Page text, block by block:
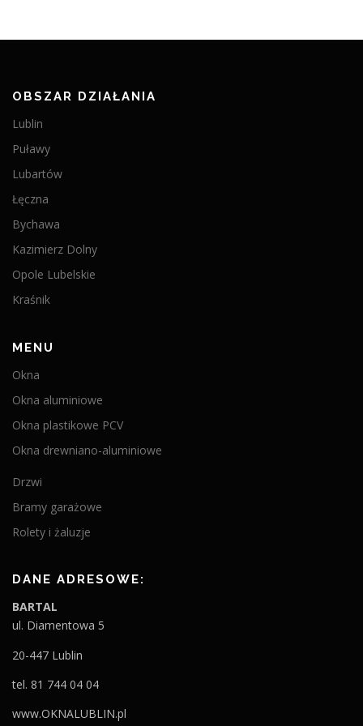
OBSZAR DZIAŁANIA
Lublin
Puławy
Lubartów
Łęczna
Bychawa
Kazimierz Dolny
Opole Lubelskie
Kraśnik
MENU
Okna
Okna aluminiowe
Okna plastikowe PCV
Okna drewniano-aluminiowe
Drzwi
Bramy garażowe
Rolety i żaluzje
DANE ADRESOWE:
BARTAL
ul. Diamentowa 5
20-447 Lublin
tel. 81 744 04 04
www.OKNALUBLIN.pl